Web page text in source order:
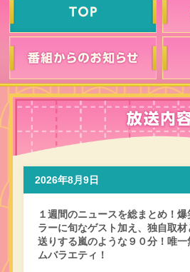
2026年8月9日
１週間のニュースを総まとめ！
ラーに旬なゲスト加え、独自取
送りする嵐のような９０分！唯
ムバラエティ！